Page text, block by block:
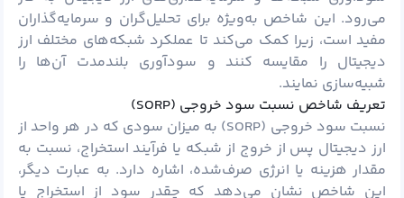
می‌رود. این شاخص به‌ویژه برای تحلیل‌گران و سرمایه‌گذاران
مفید است، زیرا کمک می‌کند تا عملکرد شبکه‌های مختلف ارز
دیجیتال را مقایسه کنند و سودآوری بلندمدت آن‌ها را
شبیه‌سازی نمایند.
تعریف شاخص نسبت سود خروجی (SORP)
نسبت سود خروجی (SORP) به میزان سودی که در هر واحد از
ارز دیجیتال پس از خروج از شبکه یا فرآیند استخراج، نسبت به
مقدار هزینه یا انرژی صرف‌شده، اشاره دارد. به عبارت دیگر،
این شاخص نشان می‌دهد که چقدر سود از استخراج یا